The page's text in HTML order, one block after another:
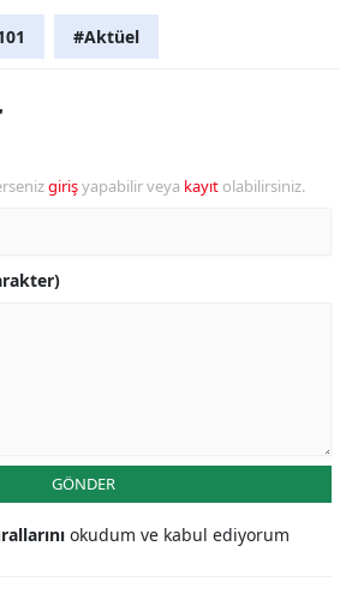
#Aktüel
girişyapabilir veya kayıt olabilirsiniz.
GÖNDER
okudum ve kabul ediyorum